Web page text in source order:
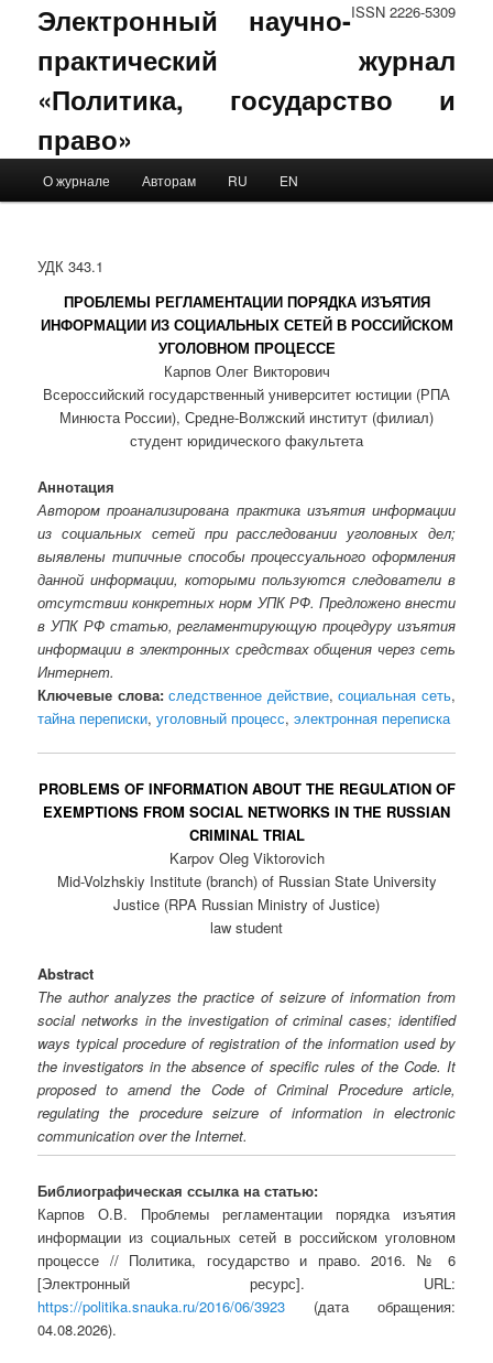
ISSN 2226-5309
Электронный научно-
практический журнал
«Политика, государство и
право»
Skip to primary content
Skip to secondary content
О журнале Авторам RU EN
УДК 343.1
ПРОБЛЕМЫ РЕГЛАМЕНТАЦИИ ПОРЯДКА ИЗЪЯТИЯ
ИНФОРМАЦИИ ИЗ СОЦИАЛЬНЫХ СЕТЕЙ В РОССИЙСКОМ
УГОЛОВНОМ ПРОЦЕССЕ
Карпов Олег Викторович
Всероссийский государственный университет юстиции (РПА
Минюста России), Средне-Волжский институт (филиал)
студент юридического факультета
Аннотация
Автором проанализирована практика изъятия информации
из социальных сетей при расследовании уголовных дел;
выявлены типичные способы процессуального оформления
данной информации, которыми пользуются следователи в
отсутствии конкретных норм УПК РФ. Предложено внести
в УПК РФ статью, регламентирующую процедуру изъятия
информации в электронных средствах общения через сеть
Интернет.
Ключевые слова: следственное действие,социальная сеть,
тайна переписки,уголовный процесс,электронная переписка
PROBLEMS OF INFORMATION ABOUT THE REGULATION OF
EXEMPTIONS FROM SOCIAL NETWORKS IN THE RUSSIAN
CRIMINAL TRIAL
Karpov Oleg Viktorovich
Mid-Volzhskiy Institute (branch) of Russian State University
Justice (RPA Russian Ministry of Justice)
law student
Abstract
The author analyzes the practice of seizure of information from
social networks in the investigation of criminal cases; identified
ways typical procedure of registration of the information used by
the investigators in the absence of specific rules of the Code. It
proposed to amend the Code of Criminal Procedure article,
regulating the procedure seizure of information in electronic
communication over the Internet.
Библиографическая ссылка на статью:
Карпов О.В. Проблемы регламентации порядка изъятия
информации из социальных сетей в российском уголовном
процессе // Политика, государство и право. 2016. № 6
[Электронный ресурс]. URL:
https://politika.snauka.ru/2016/06/3923 (дата обращения:
04.08.2026).